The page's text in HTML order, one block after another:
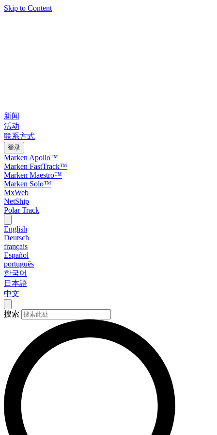
Skip to Content
新闻
活动
联系方式
登录
Marken Apollo™
Marken FastTrack™
Marken Maestro™
Marken Solo™
MxWeb
NetShip
Polar Track
English
Deutsch
français
Español
português
한국어
日本語
中文
搜索